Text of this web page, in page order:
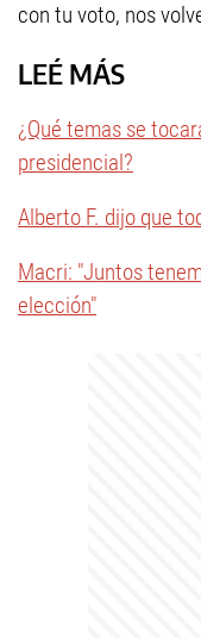
con tu voto, nos
LEÉ MÁS
¿Qué temas se
presidencial?
Alberto F. dijo que
Macri: "Juntos
elección"